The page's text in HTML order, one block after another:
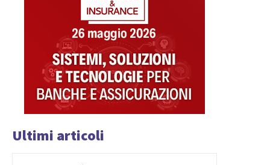
Ultimi articoli